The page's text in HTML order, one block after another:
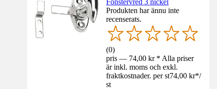
Fönstervred 3 nickel
Produkten har ännu inte
recenserats.
(0)
pris — 74,00 kr * Alla priser
är inkl. moms och exkl.
fraktkostnader. per st74,00 kr*/
st